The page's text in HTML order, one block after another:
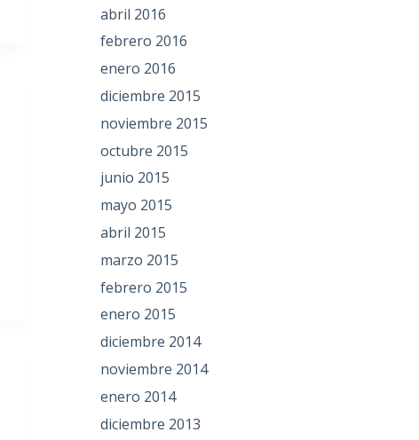
abril 2016
febrero 2016
enero 2016
diciembre 2015
noviembre 2015
octubre 2015
junio 2015
mayo 2015
abril 2015
marzo 2015
febrero 2015
enero 2015
diciembre 2014
noviembre 2014
enero 2014
diciembre 2013